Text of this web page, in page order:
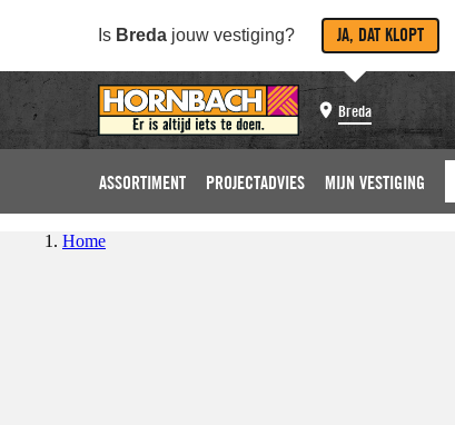
Is Breda jouw vestiging? JA, DAT KLOPT
Breda
ASSORTIMENT PROJECTADVIES MIJN VESTIGING
Home